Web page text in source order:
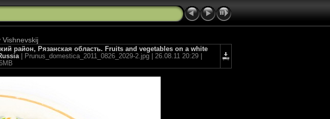
Vishnevskij
район, Рязанская область. Fruits and vegetables on a white
| Prunus_domestica_2011_0826_2029-2.jpg | 26.08.11 20:29 |